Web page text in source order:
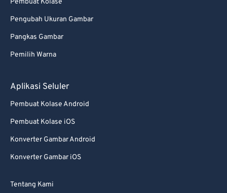
Pembuat Kolase
Pengubah Ukuran Gambar
Pangkas Gambar
Pemilih Warna
Aplikasi Seluler
Pembuat Kolase Android
Pembuat Kolase iOS
Konverter Gambar Android
Konverter Gambar iOS
Tentang Kami